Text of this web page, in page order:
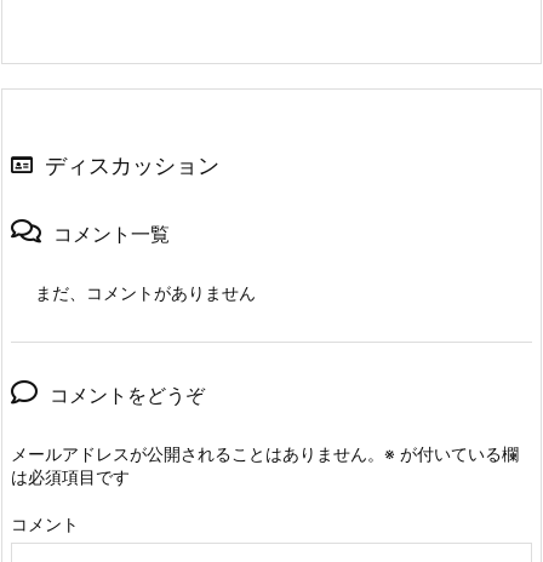
ディスカッション
コメント一覧
まだ、コメントがありません
コメントをどうぞ
メールアドレスが公開されることはありません。 ※ が付いている欄
は必須項目です
コメント